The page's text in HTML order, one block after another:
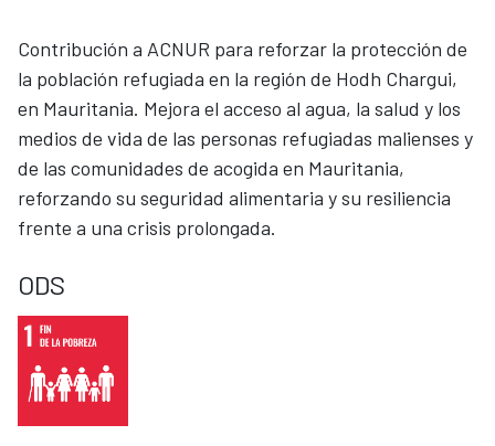
Contribución a ACNUR para reforzar la protección de
la población refugiada en la región de Hodh Chargui,
en Mauritania. Mejora el acceso al agua, la salud y los
medios de vida de las personas refugiadas malienses y
de las comunidades de acogida en Mauritania,
reforzando su seguridad alimentaria y su resiliencia
frente a una crisis prolongada.
ODS